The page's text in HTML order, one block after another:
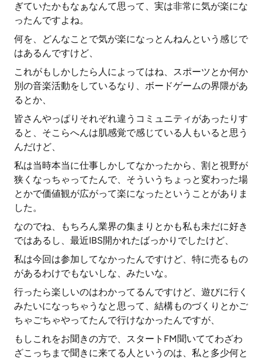
ぎていたかもなぁなんて思って、実は非常に気が楽にな
ったんですよね。
何を、どんなことで気が楽になっとんねんという感じで
はあるんですけど、
これがもしかしたら人によってはね、スポーツとか何か
別の音楽活動をしているなり、ボードゲームの界隈があ
るとか、
皆さんやっぱりそれぞれ違うコミュニティがあったりす
ると、そこらへんは肌感覚で感じている人もいると思う
んだけど、
私は当時本当に仕事しかしてなかったから、割と視野が
狭くなっちゃってたんで、そういうちょっと変わった場
とかで価値観が広がって楽になったということがありま
した。
なのでね、もちろん業界の集まりとかも私も未だに好き
ではあるし、最近IBS開かれたばっかりでしたけど、
私は今回は参加してなかったんですけど、特に売るもの
があるわけでもないしな、みたいな。
行ったら楽しいのはわかってるんですけど、遊びに行く
みたいになっちゃうなと思って、結構ものづくりとかご
ちゃごちゃやってたんで行けなかったんですが、
もしこれをお聞きの方で、スタートFM聞いててわざわ
ざこっちまで聞きに来てる人というのは、私と多少何と